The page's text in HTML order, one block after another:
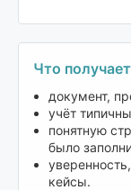
Что
документ,
учёт
понятную
было
кейсы.